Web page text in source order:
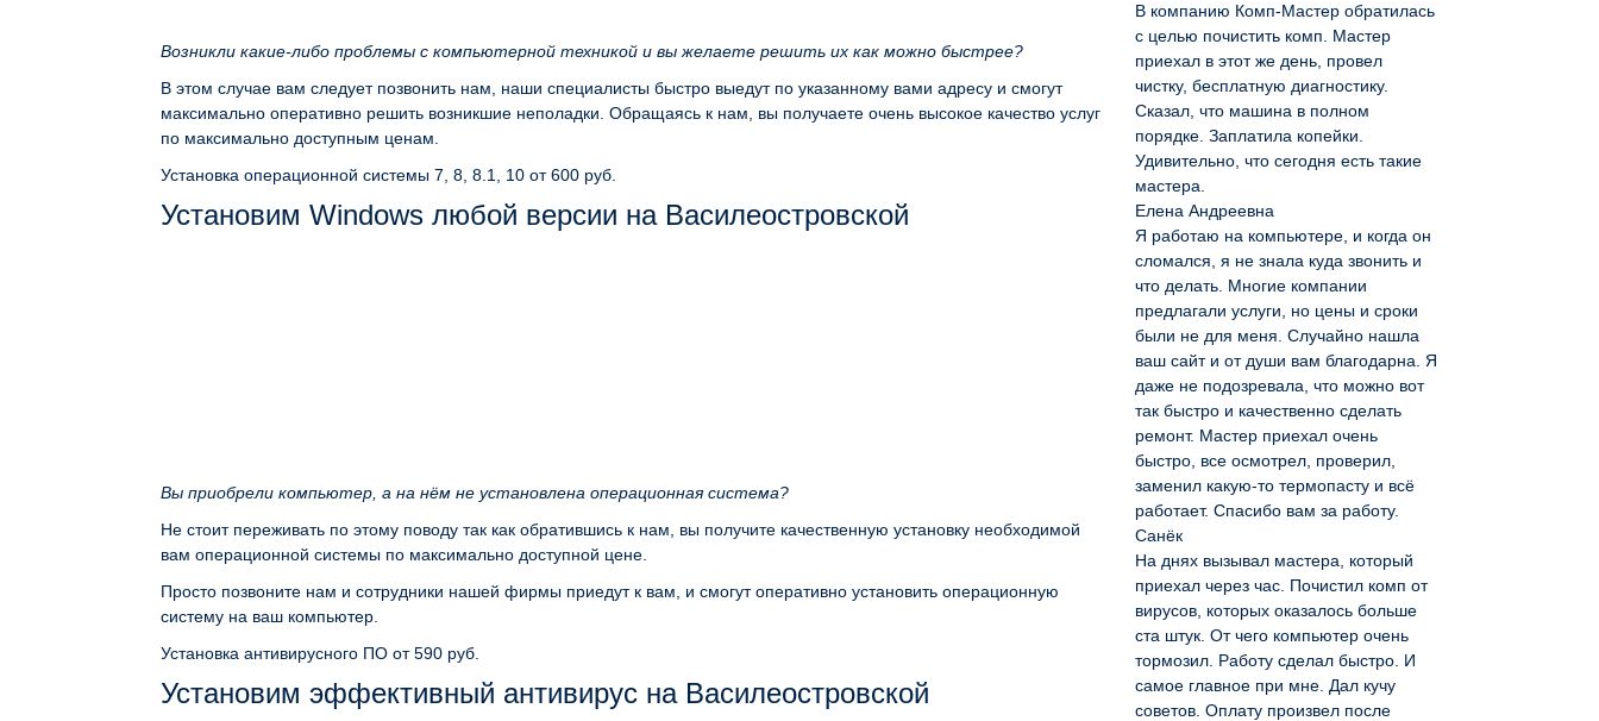
Возникли какие-либо проблемы с компьютерной техникой и вы желаете решить их как можно быстрее?
В этом случае вам следует позвонить нам, наши специалисты быстро выедут по указанному вами адресу и смогут
максимально оперативно решить возникшие неполадки. Обращаясь к нам, вы получаете очень высокое качество услуг
по максимально доступным ценам.
Установка операционной системы 7, 8, 8.1, 10 от 600 руб.
Установим Windows любой версии на Василеостровской
Вы приобрели компьютер, а на нём не установлена операционная система?
Не стоит переживать по этому поводу так как обратившись к нам, вы получите качественную установку необходимой
вам операционной системы по максимально доступной цене.
Просто позвоните нам и сотрудники нашей фирмы приедут к вам, и смогут оперативно установить операционную
систему на ваш компьютер.
Установка антивирусного ПО от 590 руб.
Установим эффективный антивирус на Василеостровской
В компанию Комп-Мастер обратилась
с целью почистить комп. Мастер
приехал в этот же день, провел
чистку, бесплатную диагностику.
Сказал, что машина в полном
порядке. Заплатила копейки.
Удивительно, что сегодня есть такие
мастера.
Елена Андреевна
Я работаю на компьютере, и когда он
сломался, я не знала куда звонить и
что делать. Многие компании
предлагали услуги, но цены и сроки
были не для меня. Случайно нашла
ваш сайт и от души вам благодарна. Я
даже не подозревала, что можно вот
так быстро и качественно сделать
ремонт. Мастер приехал очень
быстро, все осмотрел, проверил,
заменил какую-то термопасту и всё
работает. Спасибо вам за работу.
Санёк
На днях вызывал мастера, который
приехал через час. Почистил комп от
вирусов, которых оказалось больше
ста штук. От чего компьютер очень
тормозил. Работу сделал быстро. И
самое главное при мне. Дал кучу
советов. Оплату произвел после